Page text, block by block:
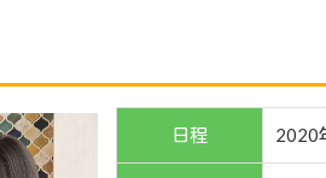
日程 2020